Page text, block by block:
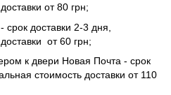
от 80 грн;
доставки 2-3 дня,
от 60 грн;
к двери Новая Почта - срок
стоимость доставки от 110